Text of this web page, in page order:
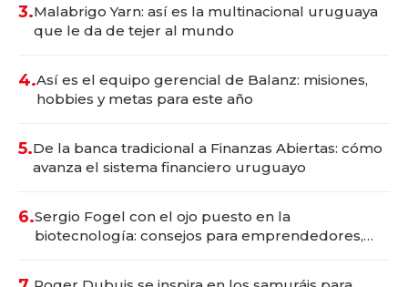
3.Malabrigo Yarn: así es la multinacional uruguaya
que le da de tejer al mundo
4.Así es el equipo gerencial de Balanz: misiones,
hobbies y metas para este año
5.De la banca tradicional a Finanzas Abiertas: cómo
avanza el sistema financiero uruguayo
6.Sergio Fogel con el ojo puesto en la
biotecnología: consejos para emprendedores,